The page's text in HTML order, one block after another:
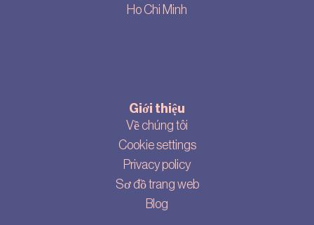
Ho Chi Minh
Giới thiệu
Về chúng tôi
Cookie settings
Privacy policy
Sơ đồ trang web
Blog